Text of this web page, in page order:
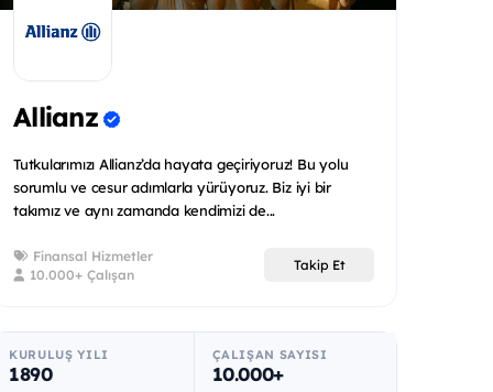
Allianz
Tutkularımızı Allianz’da hayata geçiriyoruz! Bu yolu
sorumlu ve cesur adımlarla yürüyoruz. Biz iyi bir
takımız ve aynı zamanda kendimizi de...
Finansal Hizmetler
10.000+ Çalışan
Takip Et
KURULUŞ YILI
1890
ÇALIŞAN SAYISI
10.000+